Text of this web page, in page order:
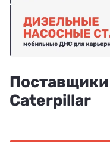
Поставщики
Caterpillar